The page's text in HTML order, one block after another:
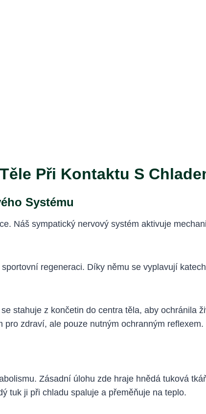
Při Kontaktu S
Systému
Náš sympatický nervový systém aktivuje
regeneraci. Díky němu se vyplavují
stahuje z končetin do centra těla, aby ochránila
zdraví, ale pouze nutným ochranným reflexem.
Zásadní úlohu zde hraje hnědá tuková
tuk ji při chladu spaluje a přeměňuje na teplo.